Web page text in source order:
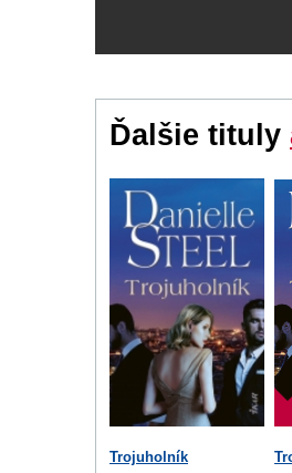
Ďalšie tituly
Trojuholník